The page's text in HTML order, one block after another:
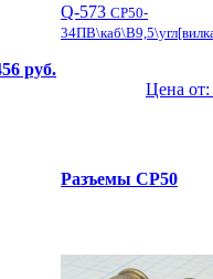
руб.
Q-573 СР50-
Цена от:
Разъемы СР50